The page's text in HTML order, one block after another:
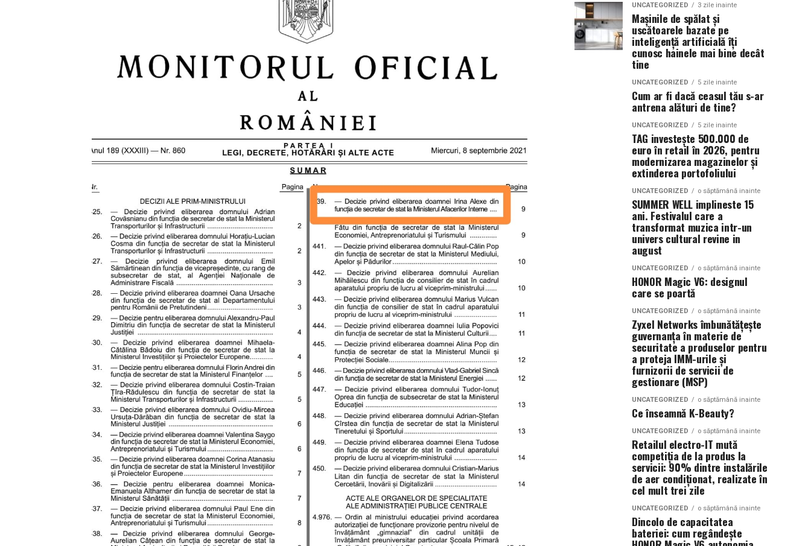
UNCATEGORIZED 3 zile inainte
Mașinile de spălat și
uscătoarele bazate pe
inteligență artificială îți
cunosc hainele mai bine decât
tine
UNCATEGORIZED 5 zile inainte
Cum ar fi dacă ceasul tău s-ar
antrena alături de tine?
UNCATEGORIZED 5 zile inainte
TAG investește 500.000 de
euro în retail în 2026, pentru
modernizarea magazinelor și
extinderea portofoliului
UNCATEGORIZED o săptămână inainte
SUMMER WELL implineste 15
ani. Festivalul care a
transformat muzica intr-un
univers cultural revine in
august
UNCATEGORIZED o săptămână inainte
HONOR Magic V6: designul
care se poartă
UNCATEGORIZED o săptămână inainte
Zyxel Networks îmbunătățește
guvernanța în materie de
securitate a produselor pentru
a proteja IMM-urile și
furnizorii de servicii de
gestionare (MSP)
UNCATEGORIZED o săptămână inainte
Ce înseamnă K-Beauty?
UNCATEGORIZED o săptămână inainte
Retailul electro-IT mută
competiția de la produs la
servicii: 90% dintre instalările
de aer condiționat, realizate în
cel mult trei zile
UNCATEGORIZED o săptămână inainte
Dincolo de capacitatea
bateriei: cum regândește